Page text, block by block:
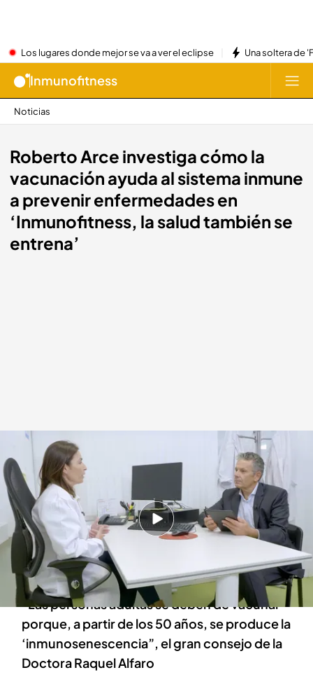
Los lugares donde mejor se va a ver el eclipse Una soltera de
Inmunofitness
Noticias
Roberto Arce investiga cómo la
vacunación ayuda al sistema inmune
a prevenir enfermedades en
‘Inmunofitness, la salud también se
entrena’
Roberto Arce descubre los beneficios de las vacunas para nuestro sistema
cuatro.com
11 DIC 2023 - 10:00h.
El presentador acude a diferentes expertos
para entender cómo funcionan las vacunas y
por qué son tan importantes
“Las personas adultas se deben de vacunar
porque, a partir de los 50 años, se produce la
‘inmunosenescencia”, el gran consejo de la
Doctora Raquel Alfaro